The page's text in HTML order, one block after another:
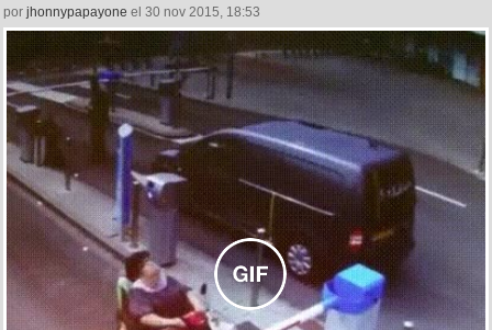
por jhonnypapayone el 30 nov 2015, 18:53